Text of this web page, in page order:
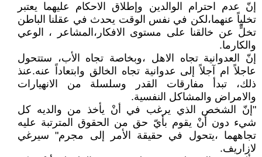
إنّ عدم احترام الوالدين وإطلاق الاحكام عليهما يعتبر
تخلياً عنهما،لكن في نفس الوقت يحدث في عقلنا الباطن
تخلٍّ عن خالقنا على مستوى الافكار،المشاعر ، الوعي
والكارما.
إنّ العدوانية تجاه الاهل ،وبخاصة تجاه الأب، ستتحول
عاجلاً ام آجلاً إلى عدوانية تجاه الخالق وابتعاداً عنه.عنذ
ذلك، تبدأ مفارقات القدر وسلسلة من الانهيارات
والامراض والمشاكل النفسية.
"إنّ الشخص الذي يرغب في أنْ يأخذ من والديه كل
شيء دون أنْ يقوم بأيّ حق من الحقوق المترتبة عليه
تجاههما ،يتحول في حقيقة الأمر إلى مجرم" سيرغي
لازاريف.